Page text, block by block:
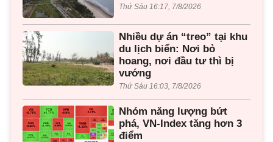
Thứ Sáu 16:17, 7/8/2026
Nhiều dự án “treo” tại khu
du lịch biển: Nơi bỏ
hoang, nơi đầu tư thì bị
vướng
Thứ Sáu 16:03, 7/8/2026
Nhóm năng lượng bứt
phá, VN-Index tăng hơn 3
điểm